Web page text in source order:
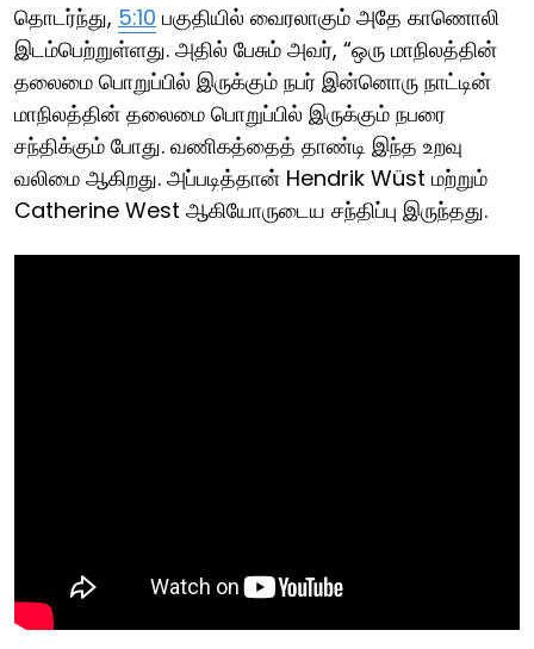
தொடர்ந்து, 5:10 பகுதியில் வைரலாகும் அதே காணொலி
இடம்பெற்றுள்ளது. அதில் பேசும் அவர், “ஒரு மாநிலத்தின்
தலைமை பொறுப்பில் இருக்கும் நபர் இன்னொரு நாட்டின்
மாநிலத்தின் தலைமை பொறுப்பில் இருக்கும் நபரை
சந்திக்கும் போது. வணிகத்தைத் தாண்டி இந்த உறவு
வலிமை ஆகிறது. அப்படித்தான் Hendrik Wüst மற்றும்
Catherine West ஆகியோருடைய சந்திப்பு இருந்தது.